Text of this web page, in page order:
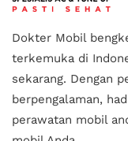
Dokter Mobil
terkemuka di
sekarang. Dengan
berpengalaman,
perawatan mobil